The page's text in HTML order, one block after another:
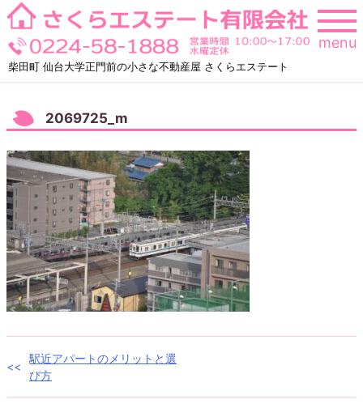
Skip
to
content
柴田町 仙台大学正門前の小さな不動産屋 さくらエステート
menu
2069725_m
投
稿
駅近アパートのメリットと選
び方